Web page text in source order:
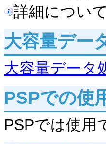
詳細につい
大容量デー
大容量データ
PSPでの使
PSPでは使用